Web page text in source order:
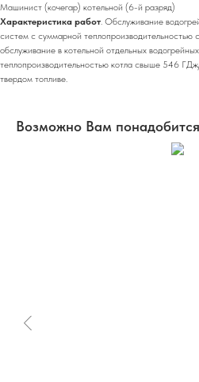
Машинист (кочегар) котельной (6-й разряд)
Характеристика работ. Обслуживание
систем с суммарной
обслуживание в котельной отдельных
теплопроизводительностью котла свыше 546
твердом топливе.
Возможно Вам